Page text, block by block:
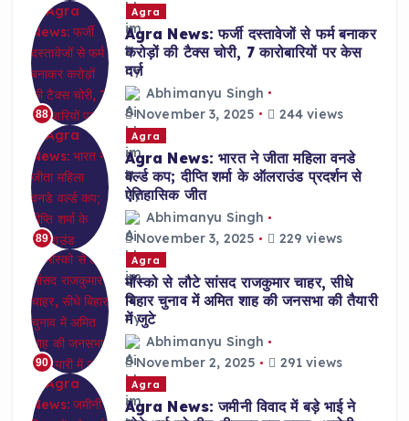
88
Agra
Agra News: फर्जी दस्तावेजों से फर्म बनाकर
करोड़ों की टैक्स चोरी, 7 कारोबारियों पर केस
दर्ज
Abhimanyu Singh
November 3, 2025
244 views
89
Agra
Agra News: भारत ने जीता महिला वनडे
वर्ल्ड कप; दीप्ति शर्मा के ऑलराउंड प्रदर्शन से
ऐतिहासिक जीत
Abhimanyu Singh
November 3, 2025
229 views
90
Agra
मॉस्को से लौटे सांसद राजकुमार चाहर, सीधे
बिहार चुनाव में अमित शाह की जनसभा की तैयारी
में जुटे
Abhimanyu Singh
November 2, 2025
291 views
Agra
Agra News: जमीनी विवाद में बड़े भाई ने